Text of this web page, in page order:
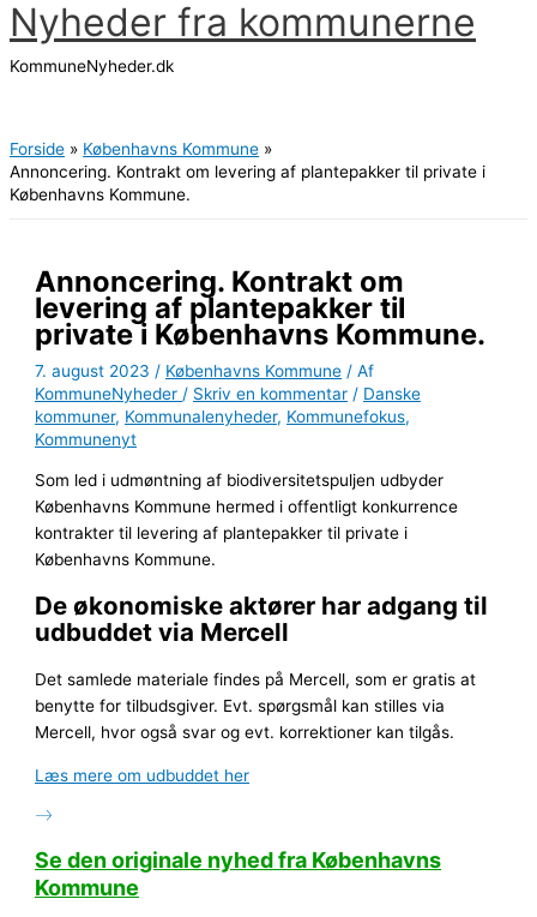
Gå
til
indholdet
Nyheder fra kommunerne
KommuneNyheder.dk
Forside
Københavns Kommune
Annoncering. Kontrakt om levering af plantepakker til private i
Københavns Kommune.
Annoncering. Kontrakt om
levering af plantepakker til
private i Københavns Kommune.
7. august 2023 / Københavns Kommune / Af
KommuneNyheder / Skriv en kommentar / Danske
kommuner, Kommunalenyheder, Kommunefokus,
Kommunenyt
Som led i udmøntning af biodiversitetspuljen udbyder
Københavns Kommune hermed i offentligt konkurrence
kontrakter til levering af plantepakker til private i
Københavns Kommune.
De økonomiske aktører har adgang til
udbuddet via Mercell
Det samlede materiale findes på Mercell, som er gratis at
benytte for tilbudsgiver. Evt. spørgsmål kan stilles via
Mercell, hvor også svar og evt. korrektioner kan tilgås.
Læs mere om udbuddet her
Se den originale nyhed fra Københavns
Kommune